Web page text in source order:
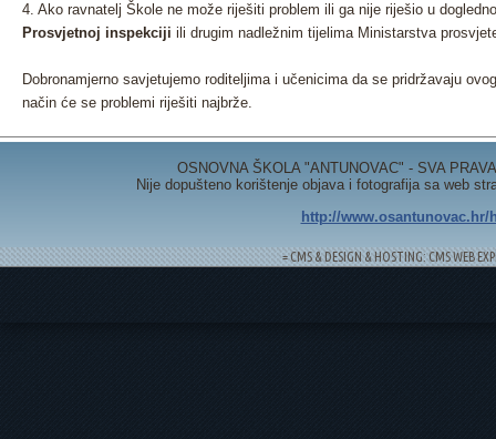
4. Ako ravnatelj Škole ne može riješiti problem ili ga nije riješio u
Prosvjetnoj inspekciji ili drugim nadležnim tijelima Ministarstva
Dobronamjerno savjetujemo roditeljima i učenicima da se pridržavaju
način će se problemi riješiti najbrže.
OSNOVNA ŠKOLA "ANTUNOVAC" - SVA
Nije dopušteno korištenje objava i fotografija sa web
http://www.osantunovac.hr/
= CMS & DESIGN & HOSTING: CMS WEB